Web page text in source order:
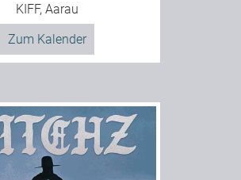
KIFF, Aarau
Zum Kalender